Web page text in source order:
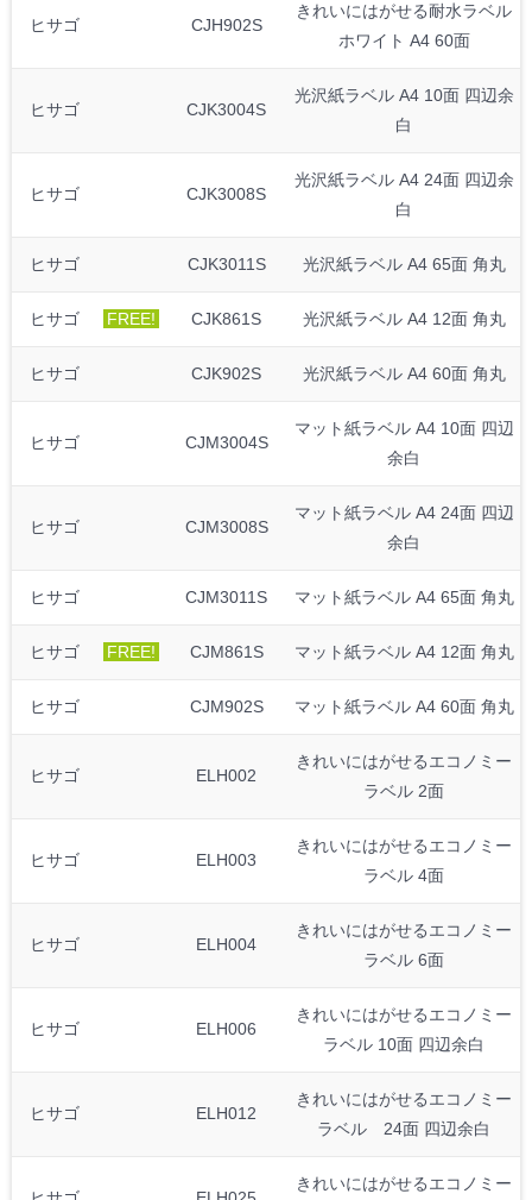
ヒサゴ CJH902S
きれいにはがせる耐水ラベル
ホワイト A4 60面
ヒサゴ CJK3004S
光沢紙ラベル A4 10面 四辺余
白
ヒサゴ CJK3008S
光沢紙ラベル A4 24面 四辺余
白
ヒサゴ CJK3011S 光沢紙ラベル A4 65面 角丸
ヒサゴ FREE! CJK861S 光沢紙ラベル A4 12面 角丸
ヒサゴ CJK902S 光沢紙ラベル A4 60面 角丸
ヒサゴ CJM3004S
マット紙ラベル A4 10面 四辺
余白
ヒサゴ CJM3008S
マット紙ラベル A4 24面 四辺
余白
ヒサゴ CJM3011S マット紙ラベル A4 65面 角丸
ヒサゴ FREE! CJM861S マット紙ラベル A4 12面 角丸
ヒサゴ CJM902S マット紙ラベル A4 60面 角丸
ヒサゴ ELH002
きれいにはがせるエコノミー
ラベル 2面
ヒサゴ ELH003
きれいにはがせるエコノミー
ラベル 4面
ヒサゴ ELH004
きれいにはがせるエコノミー
ラベル 6面
ヒサゴ ELH006
きれいにはがせるエコノミー
ラベル 10面 四辺余白
ヒサゴ ELH012
きれいにはがせるエコノミー
ラベル 24面 四辺余白
きれいにはがせるエコノミー